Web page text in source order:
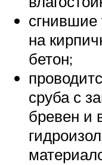
сгнившие
на
бетон;
сруба с
бревен и